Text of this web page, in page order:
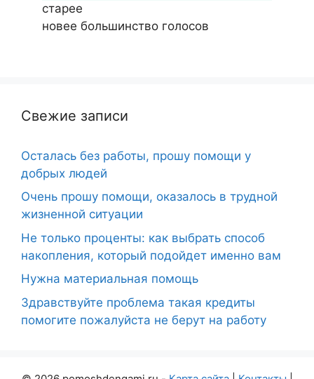
старее
новее большинство голосов
Свежие записи
Осталась без работы, прошу помощи у
добрых людей
Очень прошу помощи, оказалось в трудной
жизненной ситуации
Не только проценты: как выбрать способ
накопления, который подойдет именно вам
Нужна материальная помощь
Здравствуйте проблема такая кредиты
помогите пожалуйста не берут на работу